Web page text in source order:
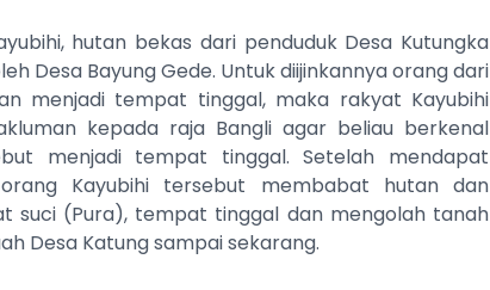
hutan bekas dari penduduk Desa Kutungka
Desa Bayung Gede. Untuk diijinkannya orang dari
menjadi tempat tinggal, maka rakyat Kayubihi
kepada raja Bangli agar beliau berkenal
menjadi tempat tinggal. Setelah mendapat
Kayubihi tersebut membabat hutan dan
suci (Pura), tempat tinggal dan mengolah tanah
Desa Katung sampai sekarang.